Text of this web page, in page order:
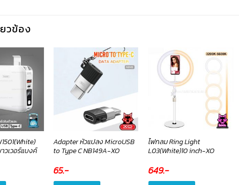
วข้อง
วเวอร์แบงค์
Adapter หัวแปลง MicroUSB
to Type C NB149A-XO
65.-
ไฟกลม Ring Light
L03(White)10 inch-XO
649.-